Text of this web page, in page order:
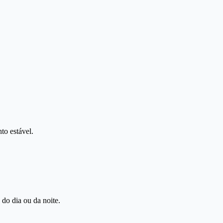
estável.
dia ou da noite.